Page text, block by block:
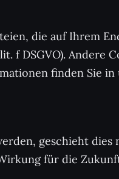
die auf Ihrem
f DSGVO). Andere
finden Sie
geschieht
für die